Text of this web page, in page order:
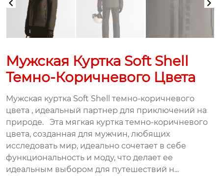
Мужская Куртка Soft Shell
Темно-Коричневого Цвета
Мужская куртка Soft Shell темно-коричневого
цвета , идеальный партнер для приключений на
природе. Эта мягкая куртка темно-коричневого
цвета, созданная для мужчин, любящих
исследовать мир, идеально сочетает в себе
функциональность и моду, что делает ее
идеальным выбором для путешествий н...